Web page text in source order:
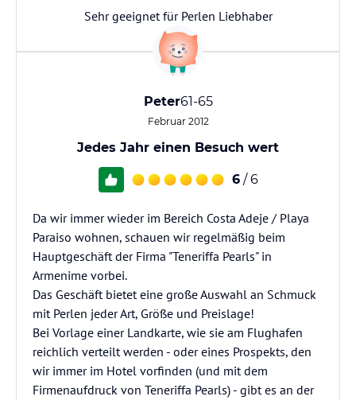
Sehr geeignet für Perlen Liebhaber
Peter61-65
Februar 2012
Jedes Jahr einen Besuch wert
6 / 6
Da wir immer wieder im Bereich Costa Adeje / Playa
Paraiso wohnen, schauen wir regelmäßig beim
Hauptgeschäft der Firma "Teneriffa Pearls" in
Armenime vorbei.
Das Geschäft bietet eine große Auswahl an Schmuck
mit Perlen jeder Art, Größe und Preislage!
Bei Vorlage einer Landkarte, wie sie am Flughafen
reichlich verteilt werden - oder eines Prospekts, den
wir immer im Hotel vorfinden (und mit dem
Firmenaufdruck von Teneriffa Pearls) - gibt es an der